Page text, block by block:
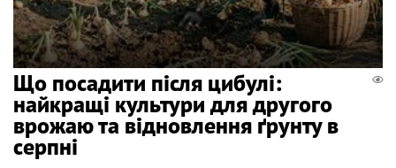
Що посадити після цибулі:
найкращі культури для другого
врожаю та відновлення ґрунту в
серпні